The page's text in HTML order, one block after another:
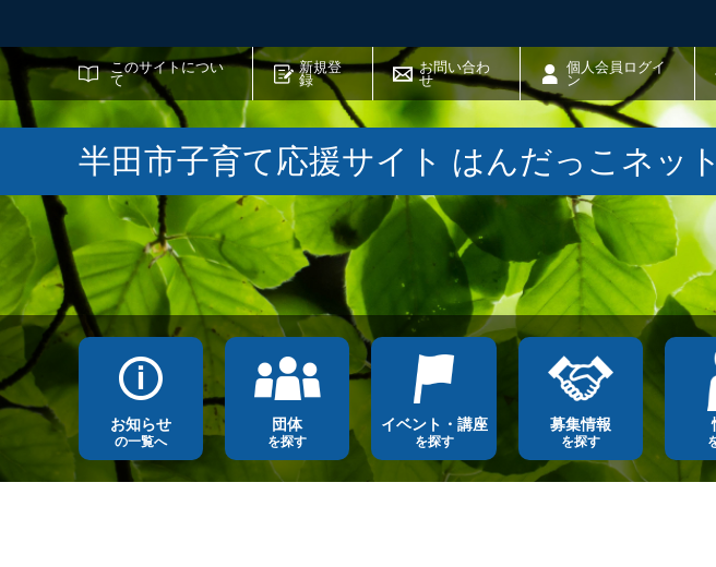
このサイトについ
て
新規登
録
お問い合わ
せ
個人会員ログイ
ン
サイト内検索
半田市子育て応援サイト はんだっこネット
お知らせ
の一覧へ
団体
を探す
イベント・講座
を探す
募集情報
を探す